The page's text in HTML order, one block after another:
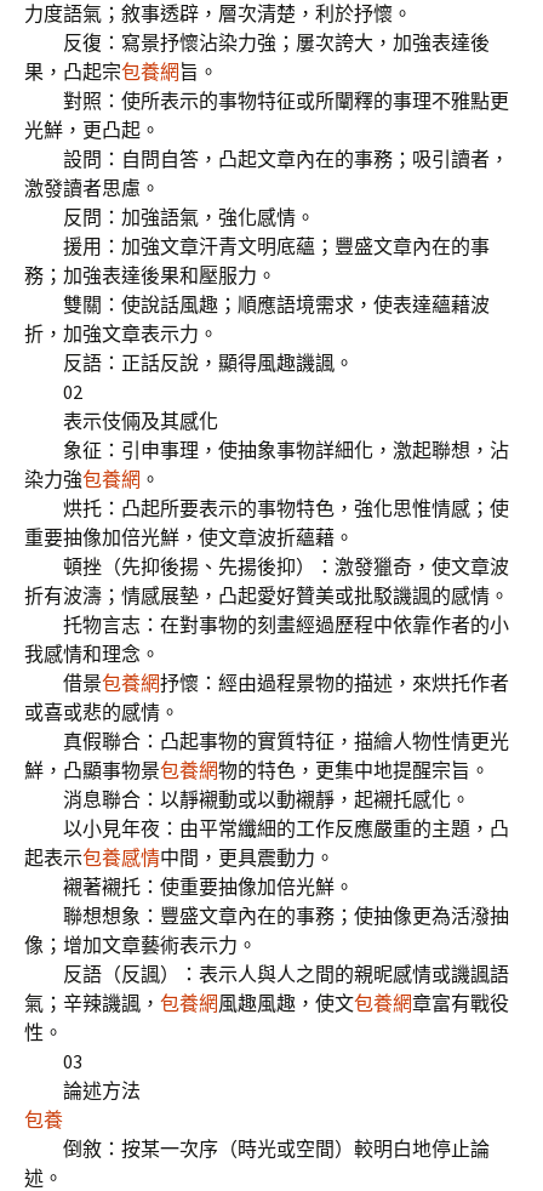
力度語氣；敘事透辟，層次清楚，利於抒懷。
反復：寫景抒懷沾染力強；屢次誇大，加強表達後
果，凸起宗包養網 旨。
對照：使所表示的事物特征或所闡釋的事理不雅點更
光鮮，更凸起。
設問：自問自答，凸起文章內在的事務；吸引讀者，
激發讀者思慮。
反問：加強語氣，強化感情。
援用：加強文章汗青文明底蘊；豐盛文章內在的事
務；加強表達後果和壓服力。
雙關：使說話風趣；順應語境需求，使表達蘊藉波
折，加強文章表示力。
反語：正話反說，顯得風趣譏諷。
02
表示伎倆及其感化
象征：引申事理，使抽象事物詳細化，激起聯想，沾
染力強包養網 。
烘托：凸起所要表示的事物特色，強化思惟情感；使
重要抽像加倍光鮮，使文章波折蘊藉。
頓挫（先抑後揚、先揚後抑）：激發獵奇，使文章波
折有波濤；情感展墊，凸起愛好贊美或批駁譏諷的感情。
托物言志：在對事物的刻畫經過歷程中依靠作者的小
我感情和理念。
借景包養網抒懷：經由過程景物的描述，來烘托作者
或喜或悲的感情。
真假聯合：凸起事物的實質特征，描繪人物性情更光
鮮，凸顯事物景包養網物的特色，更集中地提醒宗旨。
消息聯合：以靜襯動或以動襯靜，起襯托感化。
以小見年夜：由平常纖細的工作反應嚴重的主題，凸
起表示包養感情中間，更具震動力。
襯著襯托：使重要抽像加倍光鮮。
聯想想象：豐盛文章內在的事務；使抽像更為活潑抽
像；增加文章藝術表示力。
反語（反諷）：表示人與人之間的親昵感情或譏諷語
氣；辛辣譏諷， 包養網風趣風趣，使文包養網章富有戰役
性。
03
論述方法
包養
倒敘：按某一次序（時光或空間）較明白地停止論
述。